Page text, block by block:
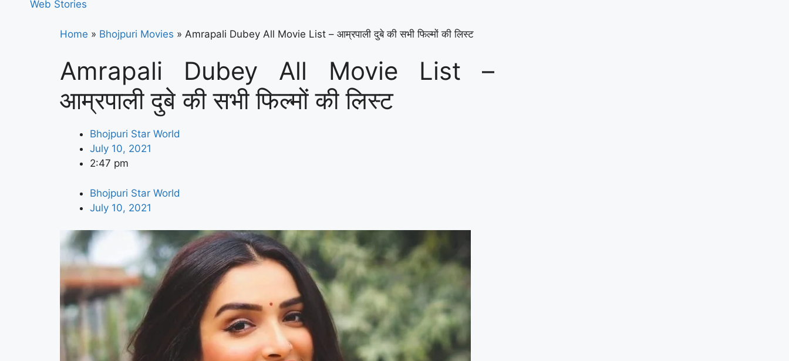
Web Stories
Home » Bhojpuri Movies » Amrapali Dubey All Movie List – आम्रपाली दुबे की सभी फिल्मों की लिस्ट
Amrapali Dubey All Movie List –
आम्रपाली दुबे की सभी फिल्मों की लिस्ट
Bhojpuri Star World
July 10, 2021
2:47 pm
Bhojpuri Star World
July 10, 2021